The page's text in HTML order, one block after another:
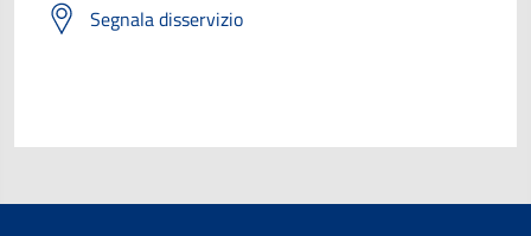
Segnala disservizio